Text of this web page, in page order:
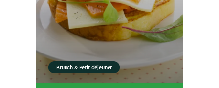
Brunch & Petit déjeuner